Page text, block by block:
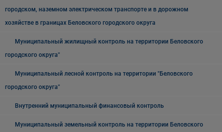
городском, наземном электрическом транспорте и в дорожном
хозяйстве в границах Беловского городского округа
Муниципальный жилищный контроль на территории Беловского
городского округа"
Муниципальный лесной контроль на территории "Беловского
городского округа"
Внутренний муниципальный финансовый контроль
Муниципальный земельный контроль на территории Беловского